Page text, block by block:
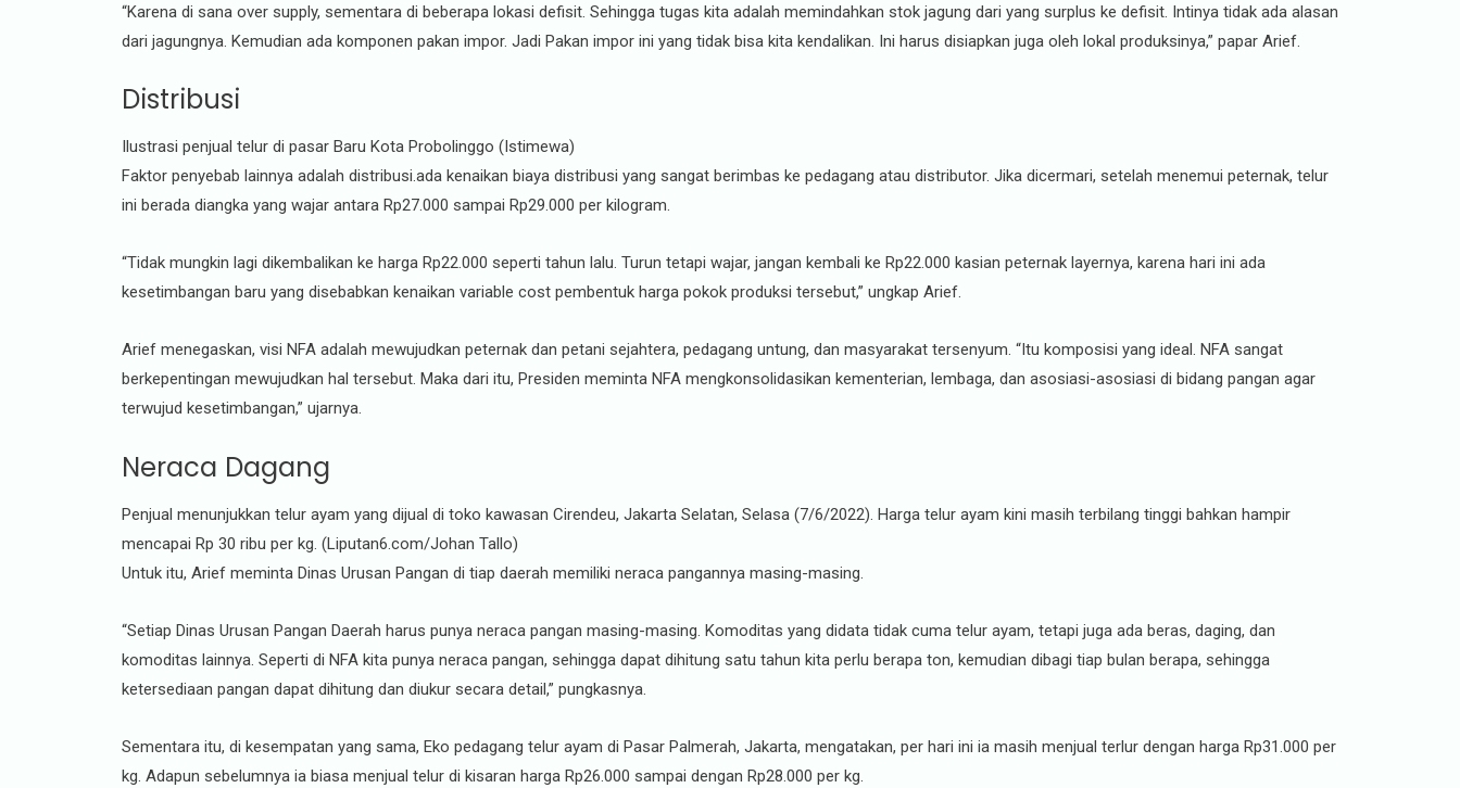
“Karena di sana over supply, sementara di beberapa lokasi defisit. Sehingga tugas kita adalah memindahkan stok jagung dari yang surplus ke defisit. Intinya tidak ada alasan
dari jagungnya. Kemudian ada komponen pakan impor. Jadi Pakan impor ini yang tidak bisa kita kendalikan. Ini harus disiapkan juga oleh lokal produksinya,” papar Arief.
Distribusi
Ilustrasi penjual telur di pasar Baru Kota Probolinggo (Istimewa)
Faktor penyebab lainnya adalah distribusi.ada kenaikan biaya distribusi yang sangat berimbas ke pedagang atau distributor. Jika dicermari, setelah menemui peternak, telur
ini berada diangka yang wajar antara Rp27.000 sampai Rp29.000 per kilogram.
“Tidak mungkin lagi dikembalikan ke harga Rp22.000 seperti tahun lalu. Turun tetapi wajar, jangan kembali ke Rp22.000 kasian peternak layernya, karena hari ini ada
kesetimbangan baru yang disebabkan kenaikan variable cost pembentuk harga pokok produksi tersebut,” ungkap Arief.
Arief menegaskan, visi NFA adalah mewujudkan peternak dan petani sejahtera, pedagang untung, dan masyarakat tersenyum. “Itu komposisi yang ideal. NFA sangat
berkepentingan mewujudkan hal tersebut. Maka dari itu, Presiden meminta NFA mengkonsolidasikan kementerian, lembaga, dan asosiasi-asosiasi di bidang pangan agar
terwujud kesetimbangan,” ujarnya.
Neraca Dagang
Penjual menunjukkan telur ayam yang dijual di toko kawasan Cirendeu, Jakarta Selatan, Selasa (7/6/2022). Harga telur ayam kini masih terbilang tinggi bahkan hampir
mencapai Rp 30 ribu per kg. (Liputan6.com/Johan Tallo)
Untuk itu, Arief meminta Dinas Urusan Pangan di tiap daerah memiliki neraca pangannya masing-masing.
“Setiap Dinas Urusan Pangan Daerah harus punya neraca pangan masing-masing. Komoditas yang didata tidak cuma telur ayam, tetapi juga ada beras, daging, dan
komoditas lainnya. Seperti di NFA kita punya neraca pangan, sehingga dapat dihitung satu tahun kita perlu berapa ton, kemudian dibagi tiap bulan berapa, sehingga
ketersediaan pangan dapat dihitung dan diukur secara detail,” pungkasnya.
Sementara itu, di kesempatan yang sama, Eko pedagang telur ayam di Pasar Palmerah, Jakarta, mengatakan, per hari ini ia masih menjual terlur dengan harga Rp31.000 per
kg. Adapun sebelumnya ia biasa menjual telur di kisaran harga Rp26.000 sampai dengan Rp28.000 per kg.